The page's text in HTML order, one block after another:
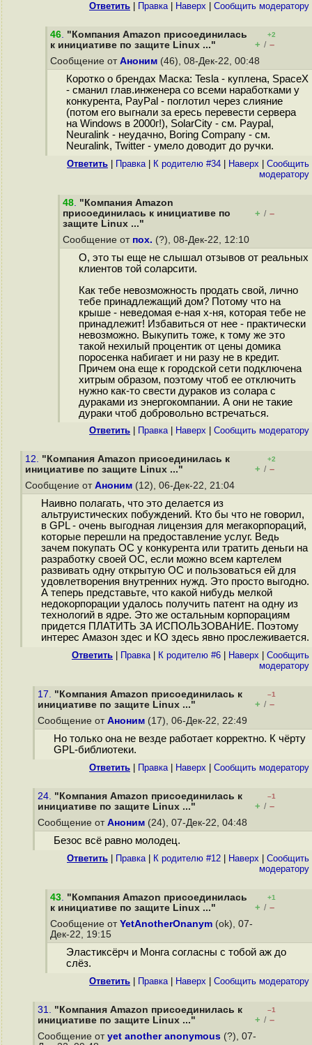
Ответить Правка| Наверх Cообщить модератору
46. "Компания Amazon присоединилась
к инициативе по защите Linux ..."
+2
+ / –
Сообщение от Аноним (46), 08-Дек-22, 00:48
Коротко о брендах Маска: Tesla - куплена, SpaceX
- сманил глав.инженера со всеми наработками у
конкурента, PayPal - поглотил через слияние
(потом его выгнали за ересь перевести сервера
на Windows в 2000г!), SolarCity - см. Paypal,
Neuralink - неудачно, Boring Company - см.
Neuralink, Twitter - умело доводит до ручки.
Ответить Правка| К родителю #34 Наверх
Cообщить
модератору
48. "Компания Amazon
присоединилась к инициативе по
защите Linux ..."
+ / –
Сообщение от пох. (?), 08-Дек-22, 12:10
О, это ты еще не слышал отзывов от реальных
клиентов той соларсити.
Как тебе невозможность продать свой, лично
тебе принадлежащий дом? Потому что на
крыше - неведомая е-ная х-ня, которая тебе не
принадлежит! Избавиться от нее - практически
невозможно. Выкупить тоже, к тому же это
такой нехилый процентик от цены домика
поросенка набигает и ни разу не в кредит.
Причем она еще к городской сети подключена
хитрым образом, поэтому чтоб ее отключить
нужно как-то свести дураков из солара с
дураками из энергокомпании. А они не такие
дураки чтоб добровольно встречаться.
Ответить Правка| Наверх Cообщить модератору
12. "Компания Amazon присоединилась к
инициативе по защите Linux ..."
+2
+ / –
Сообщение от Аноним (12), 06-Дек-22, 21:04
Наивно полагать, что это делается из
альтруистических побуждений. Кто бы что не говорил,
в GPL - очень выгодная лицензия для мегакорпораций,
которые перешли на предоставление услуг. Ведь
зачем покупать ОС у конкурента или тратить деньги на
разработку своей ОС, если можно всем картелем
развивать одну открытую ОС и пользоваться ей для
удовлетворения внутренних нужд. Это просто выгодно.
А теперь представьте, что какой нибудь мелкой
недокорпорации удалось получить патент на одну из
технологий в ядре. Это же остальным корпорациям
придется ПЛАТИТЬ ЗА ИСПОЛЬЗОВАНИЕ. Поэтому
интерес Амазон здес и КО здесь явно прослеживается.
Ответить Правка| К родителю #6 Наверх
Cообщить
модератору
17. "Компания Amazon присоединилась к
инициативе по защите Linux ..."
–1
+ / –
Сообщение от Аноним (17), 06-Дек-22, 22:49
Но только она не везде работает корректно. К чёрту
GPL-библиотеки.
Ответить Правка| Наверх Cообщить модератору
24. "Компания Amazon присоединилась к
инициативе по защите Linux ..."
–1
+ / –
Сообщение от Аноним (24), 07-Дек-22, 04:48
Безос всё равно молодец.
Ответить Правка| К родителю #12 Наверх
Cообщить
модератору
43. "Компания Amazon присоединилась
к инициативе по защите Linux ..."
+1
+ / –
Сообщение от YetAnotherOnanym (ok), 07-
Дек-22, 19:15
Эластиксёрч и Монга согласны с тобой аж до
слёз.
Ответить Правка| Наверх Cообщить модератору
31. "Компания Amazon присоединилась к
инициативе по защите Linux ..."
–1
+ / –
Сообщение от yet another anonymous (?), 07-